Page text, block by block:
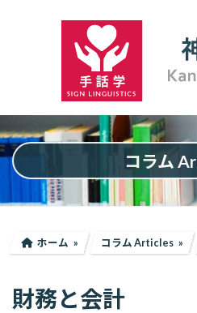
ッ
プ
移
動
コラム
ホーム コラム Articles
財務と会計